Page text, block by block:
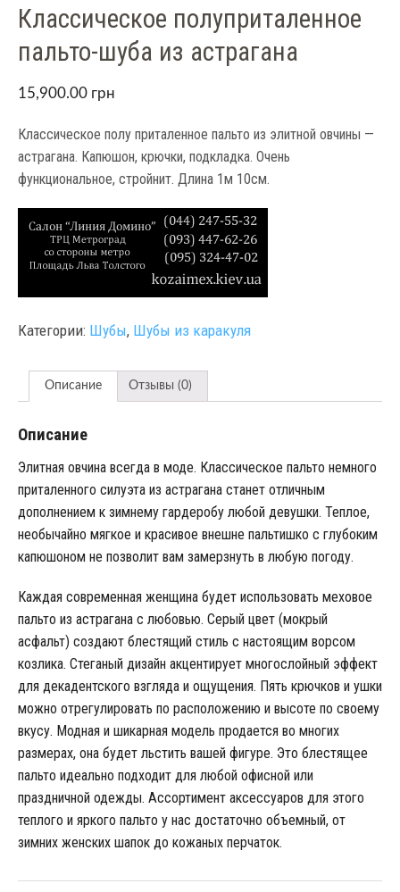
Классическое полуприталенное
пальто-шуба из астрагана
15,900.00 грн
Классическое полу приталенное пальто из элитной овчины —
астрагана. Капюшон, крючки, подкладка. Очень
функциональное, стройнит. Длина 1м 10см.
Категории: Шубы, Шубы из каракуля
Описание Отзывы (0)
Описание
Элитная овчина всегда в моде. Классическое пальто немного
приталенного силуэта из астрагана станет отличным
дополнением к зимнему гардеробу любой девушки. Теплое,
необычайно мягкое и красивое внешне пальтишко с глубоким
капюшоном не позволит вам замерзнуть в любую погоду.
Каждая современная женщина будет использовать меховое
пальто из астрагана с любовью. Серый цвет (мокрый
асфальт) создают блестящий стиль с настоящим ворсом
козлика. Стеганый дизайн акцентирует многослойный эффект
для декадентского взгляда и ощущения. Пять крючков и ушки
можно отрегулировать по расположению и высоте по своему
вкусу. Модная и шикарная модель продается во многих
размерах, она будет льстить вашей фигуре. Это блестящее
пальто идеально подходит для любой офисной или
праздничной одежды. Ассортимент аксессуаров для этого
теплого и яркого пальто у нас достаточно объемный, от
зимних женских шапок до кожаных перчаток.